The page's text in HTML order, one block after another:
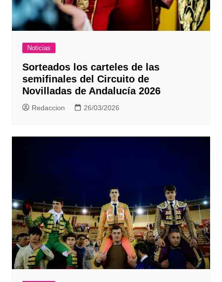
Noticias
Sorteados los carteles de las
semifinales del Circuito de
Novilladas de Andalucía 2026
Redaccion 26/03/2026